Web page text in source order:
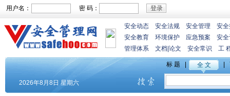
用户名： 密 码：
安全动态 安全法规 安全管理
安
安全教育
环境保护 应急预案
安
管理体系
文档 论文 安全常识 工